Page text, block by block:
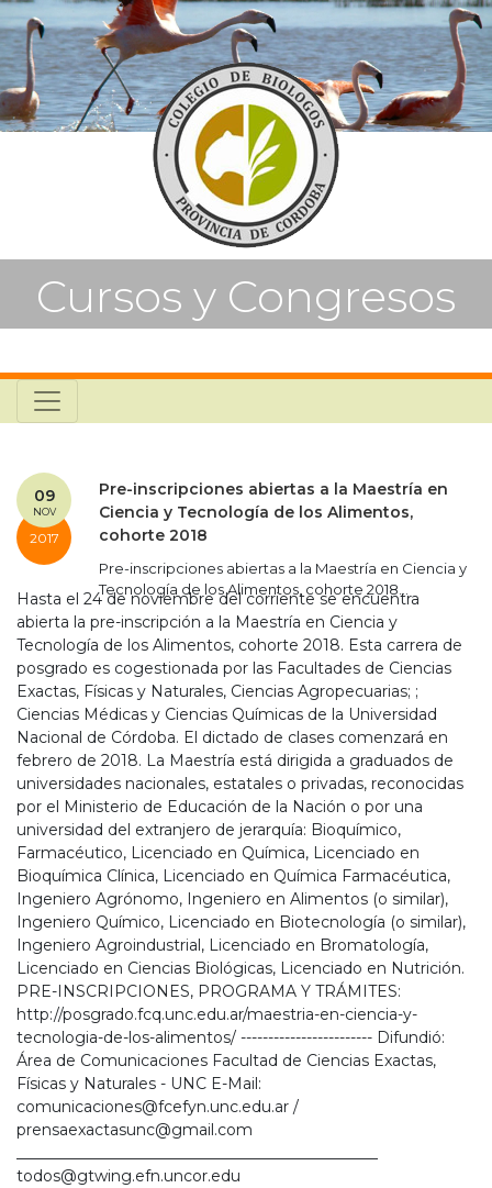
Cursos y Congresos
09
NOV
2017
Pre-inscripciones abiertas a la Maestría en
Ciencia y Tecnología de los Alimentos,
cohorte 2018
Pre-inscripciones abiertas a la Maestría en Ciencia y
Tecnología de los Alimentos, cohorte 2018...
Hasta el 24 de noviembre del corriente se encuentra
abierta la pre-inscripción a la Maestría en Ciencia y
Tecnología de los Alimentos, cohorte 2018. Esta carrera de
posgrado es cogestionada por las Facultades de Ciencias
Exactas, Físicas y Naturales, Ciencias Agropecuarias; ;
Ciencias Médicas y Ciencias Químicas de la Universidad
Nacional de Córdoba. El dictado de clases comenzará en
febrero de 2018. La Maestría está dirigida a graduados de
universidades nacionales, estatales o privadas, reconocidas
por el Ministerio de Educación de la Nación o por una
universidad del extranjero de jerarquía: Bioquímico,
Farmacéutico, Licenciado en Química, Licenciado en
Bioquímica Clínica, Licenciado en Química Farmacéutica,
Ingeniero Agrónomo, Ingeniero en Alimentos (o similar),
Ingeniero Químico, Licenciado en Biotecnología (o similar),
Ingeniero Agroindustrial, Licenciado en Bromatología,
Licenciado en Ciencias Biológicas, Licenciado en Nutrición.
PRE-INSCRIPCIONES, PROGRAMA Y TRÁMITES:
http://posgrado.fcq.unc.edu.ar/maestria-en-ciencia-y-
tecnologia-de-los-alimentos/ ------------------------ Difundió:
Área de Comunicaciones Facultad de Ciencias Exactas,
Físicas y Naturales - UNC E-Mail:
comunicaciones@fcefyn.unc.edu.ar /
prensaexactasunc@gmail.com
todos@gtwing.efn.uncor.edu